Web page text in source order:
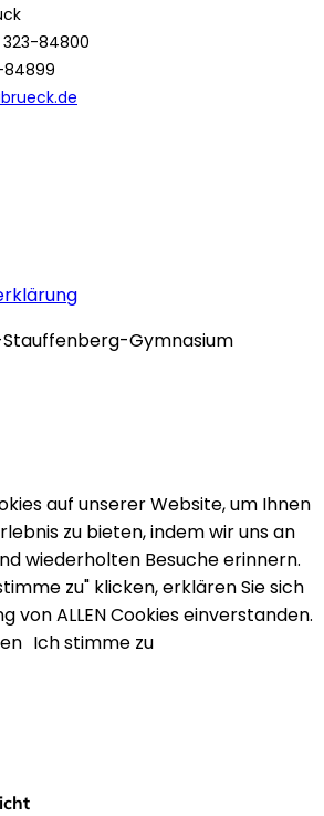
323-84800
84899
Stauffenberg-Gymnasium
auf unserer Website, um Ihnen
zu bieten, indem wir uns an
wiederholten Besuche erinnern.
zu" klicken, erklären Sie sich
von ALLEN Cookies einverstanden.
Ich stimme zu